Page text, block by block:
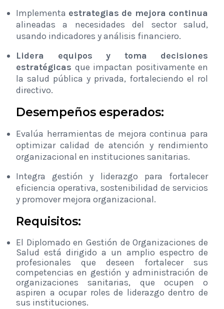
Implementa estrategias de mejora continua
alineadas a necesidades del sector salud,
usando indicadores y análisis financiero.
Lidera equipos y toma decisiones
estratégicas que impactan positivamente en
la salud pública y privada, fortaleciendo el rol
directivo.
Desempeños esperados:
Evalúa herramientas de mejora continua para
optimizar calidad de atención y rendimiento
organizacional en instituciones sanitarias.
Integra gestión y liderazgo para fortalecer
eficiencia operativa, sostenibilidad de servicios
y promover mejora organizacional.
Requisitos:
El Diplomado en Gestión de Organizaciones de
Salud está dirigido a un amplio espectro de
profesionales que deseen fortalecer sus
competencias en gestión y administración de
organizaciones sanitarias, que ocupen o
aspiren a ocupar roles de liderazgo dentro de
sus instituciones.